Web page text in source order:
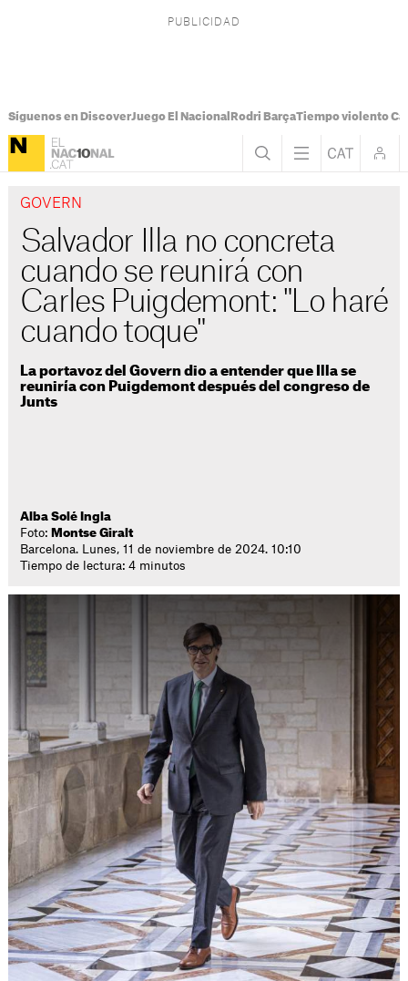
Síguenos en DiscoverJuego El Nacional Rodri BarçaTiempo violento
GOVERN
Salvador Illa no concreta
cuando se reunirá con
Carles Puigdemont: "Lo haré
cuando toque"
La portavoz del Govern dio a entender que Illa se
reuniría con Puigdemont después del congreso de
Junts
Alba Solé Ingla
Foto: Montse Giralt
Barcelona. Lunes, 11 de noviembre de 2024. 10:10
Tiempo de lectura: 4 minutos